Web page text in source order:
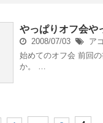
やっぱりオフ会や
2008/07/03 ア
始めてのオフ会 前回
か。 …